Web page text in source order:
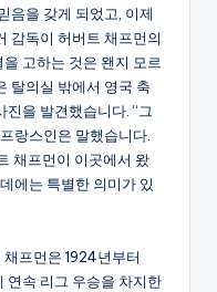
음을 갖게 되었고, 이제
감독이 허버트 채프먼의
고하는 것은 왠지 모르
탈의실 밖에서 영국 축
을 발견했습니다. “그
랑스인은 말했습니다.
채프먼이 이곳에서 왔
에는 특별한 의미가 있
프먼은 1924년부터
연속 리그 우승을 차지한